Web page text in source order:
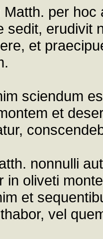
Matth. per hoc
sedit, erudivit
et
sciendum
et
nonnulli
in oliveti
et
vel